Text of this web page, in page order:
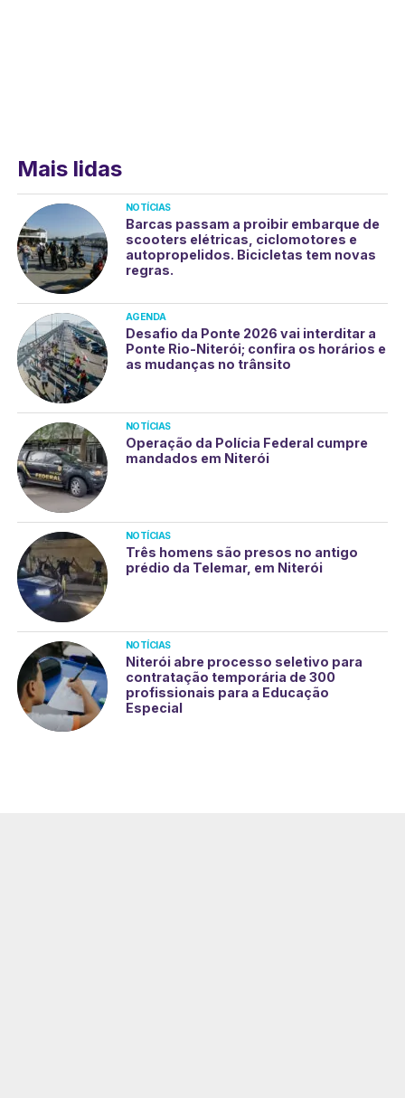
Mais lidas
NOTÍCIAS
Barcas passam a proibir embarque de
scooters elétricas, ciclomotores e
autopropelidos. Bicicletas tem novas
regras.
AGENDA
Desafio da Ponte 2026 vai interditar a
Ponte Rio-Niterói; confira os horários e
as mudanças no trânsito
NOTÍCIAS
Operação da Polícia Federal cumpre
mandados em Niterói
NOTÍCIAS
Três homens são presos no antigo
prédio da Telemar, em Niterói
NOTÍCIAS
Niterói abre processo seletivo para
contratação temporária de 300
profissionais para a Educação
Especial